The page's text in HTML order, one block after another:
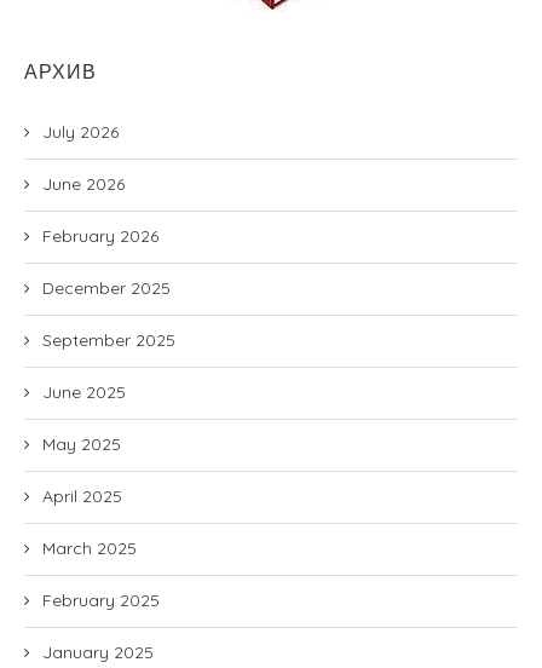
АРХИВ
July 2026
June 2026
February 2026
December 2025
September 2025
June 2025
May 2025
April 2025
March 2025
February 2025
January 2025